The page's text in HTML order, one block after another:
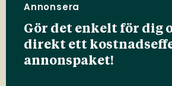
Annonsera
Gör det enkelt för dig
direkt ett
annonspaket!